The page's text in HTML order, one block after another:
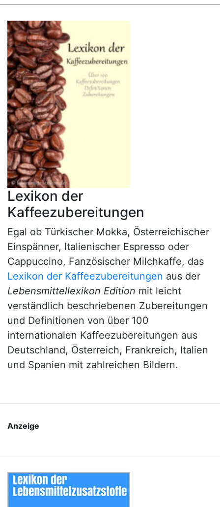
Lexikon der
Kaffeezubereitungen
Egal ob Türkischer Mokka, Österreichischer
Einspänner, Italienischer Espresso oder
Cappuccino, Fanzösischer Milchkaffe, das
Lexikon der Kaffeezubereitungen aus der
Lebensmittellexikon Edition mit leicht
verständlich beschriebenen Zubereitungen
und Definitionen von über 100
internationalen Kaffeezubereitungen aus
Deutschland, Österreich, Frankreich, Italien
und Spanien mit zahlreichen Bildern.
Anzeige